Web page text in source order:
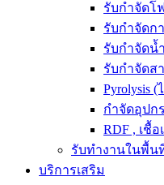
รับกำจัดโ
รับกำจัดก
รับกำจัดน้
รับกำจัดส
Pyrolysis
กำจัดอุปก
RDF , เชื้
รับทำงานในพื้น
บริการเสริม